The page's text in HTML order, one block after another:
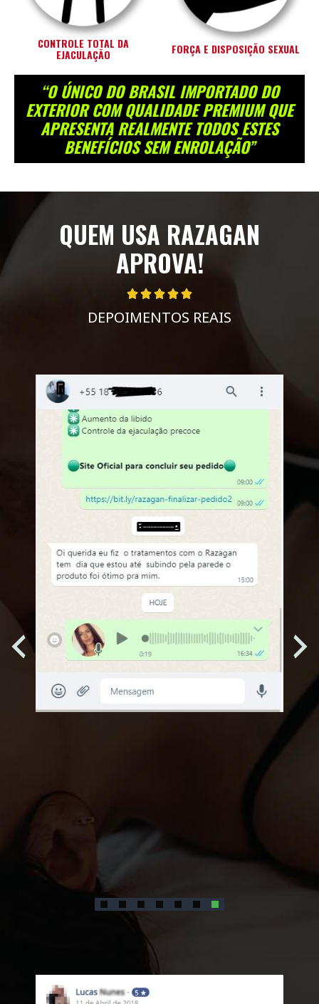
CONTROLE TOTAL DA
EJACULAÇÃO FORÇA E DISPOSIÇÃO SEXUAL
“O ÚNICO DO BRASIL IMPORTADO DO
EXTERIOR COM QUALIDADE PREMIUM QUE
APRESENTA REALMENTE TODOS ESTES
BENEFÍCIOS SEM ENROLAÇÃO”
QUEM USA RAZAGAN
APROVA!

DEPOIMENTOS REAIS